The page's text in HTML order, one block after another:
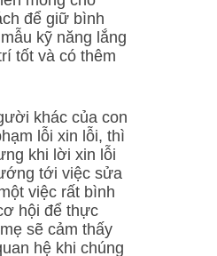
để giữ bình
kỹ năng lắng
tốt và có thêm
khác của con
lỗi xin lỗi, thì
khi lời xin lỗi
tới việc sửa
việc rất bình
hội để thực
sẽ cảm thấy
hệ khi chúng